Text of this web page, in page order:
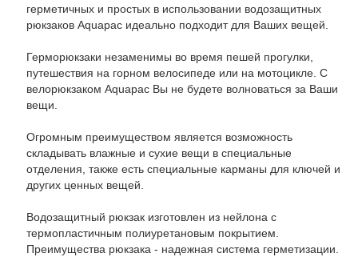
герметичных и простых в использовании водозащитных
рюкзаков Aquapac идеально подходит для Ваших вещей.
Герморюкзаки незаменимы во время пешей прогулки,
путешествия на горном велосипеде или на мотоцикле. С
велорюкзаком Aquapac Вы не будете волноваться за Ваши
вещи.
Огромным преимуществом является возможность
складывать влажные и сухие вещи в специальные
отделения, также есть специальные карманы для ключей и
других ценных вещей.
Водозащитный рюкзак изготовлен из нейлона с
термопластичным полиуретановым покрытием.
Преимущества рюкзака - надежная система герметизации.